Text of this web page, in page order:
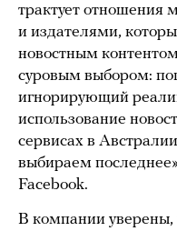
трактует
и издателями,
новостным
суровым выбором:
игнорирующий
использование
сервисах в
выбираем
Facebook.
В компании уверены,